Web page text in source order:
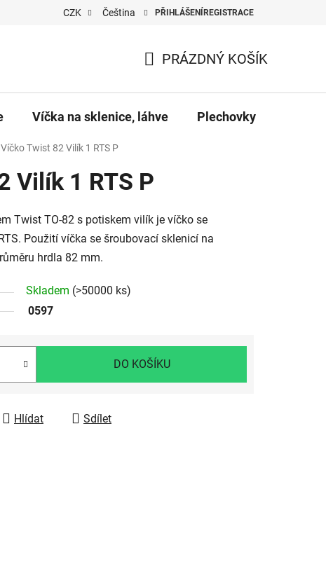
CZK Čeština PŘIHLÁŠENÍ REGISTRACE
KOŠÍK
PRÁZDNÝ KOŠÍK
Víčka na sklenice, láhve Plechovky
Víčko Twist 82 Vilík 1 RTS P
Vilík 1 RTS P
Twist TO-82 s potiskem vilík je víčko se
Použití víčka se šroubovací sklenicí na
hrdla 82 mm.
Skladem (>50000 ks)
0597
DO KOŠÍKU
Hlídat Sdílet